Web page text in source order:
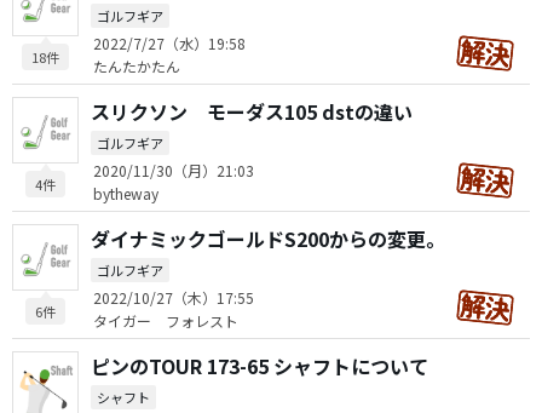
18件
ゴルフギア
2022/7/27（水）19:58
たんたかたん
4件
スリクソン モーダス105 dstの違い
ゴルフギア
2020/11/30（月）21:03
bytheway
6件
ダイナミックゴールドS200からの変更。
ゴルフギア
2022/10/27（木）17:55
タイガー フォレスト
ピンのTOUR 173-65 シャフトについて
シャフト